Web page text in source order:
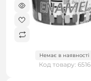
Немає в наявності
Код товару: 6516